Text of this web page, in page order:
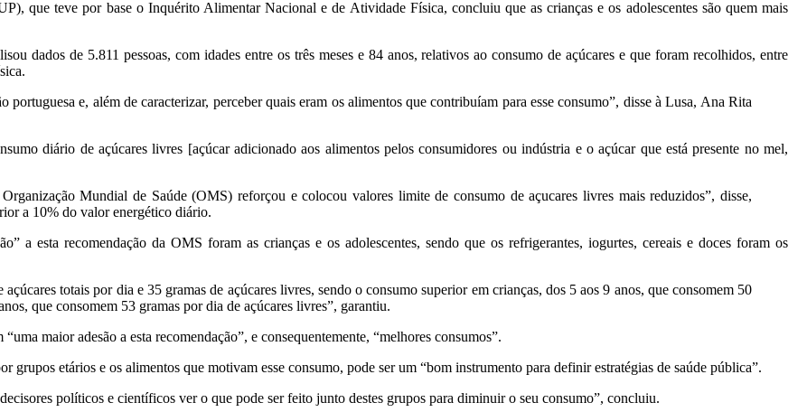
que teve por base o Inquérito Alimentar Nacional e de Atividade Física, concluiu que as crianças e os adolescentes são quem mais
dados de 5.811 pessoas, com idades entre os três meses e 84 anos, relativos ao consumo de açúcares e que foram recolhidos, entre
e, além de caracterizar, perceber quais eram os alimentos que contribuíam para esse consumo”, disse à Lusa, Ana Rita
diário de açúcares livres [açúcar adicionado aos alimentos pelos consumidores ou indústria e o açúcar que está presente no mel,
Mundial de Saúde (OMS) reforçou e colocou valores limite de consumo de açucares livres mais reduzidos”, disse,
a 10% do valor energético diário.
a esta recomendação da OMS foram as crianças e os adolescentes, sendo que os refrigerantes, iogurtes, cereais e doces foram os
totais por dia e 35 gramas de açúcares livres, sendo o consumo superior em crianças, dos 5 aos 9 anos, que consomem 50
que consomem 53 gramas por dia de açúcares livres”, garantiu.
maior adesão a esta recomendação”, e consequentemente, “melhores consumos”.
grupos etários e os alimentos que motivam esse consumo, pode ser um “bom instrumento para definir estratégias de saúde pública”.
políticos e científicos ver o que pode ser feito junto destes grupos para diminuir o seu consumo”, concluiu.